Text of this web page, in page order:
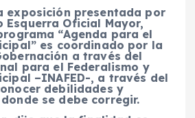
exposición presentada por
Esquerra Oficial Mayor,
“Agenda para el
es coordinado por la
a través del
para el Federalismo y
–INAFED-, a través del
debilidades y
se debe corregir.